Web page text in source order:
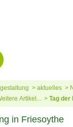
aktuelles
Artikel... Tag der
in Friesoythe